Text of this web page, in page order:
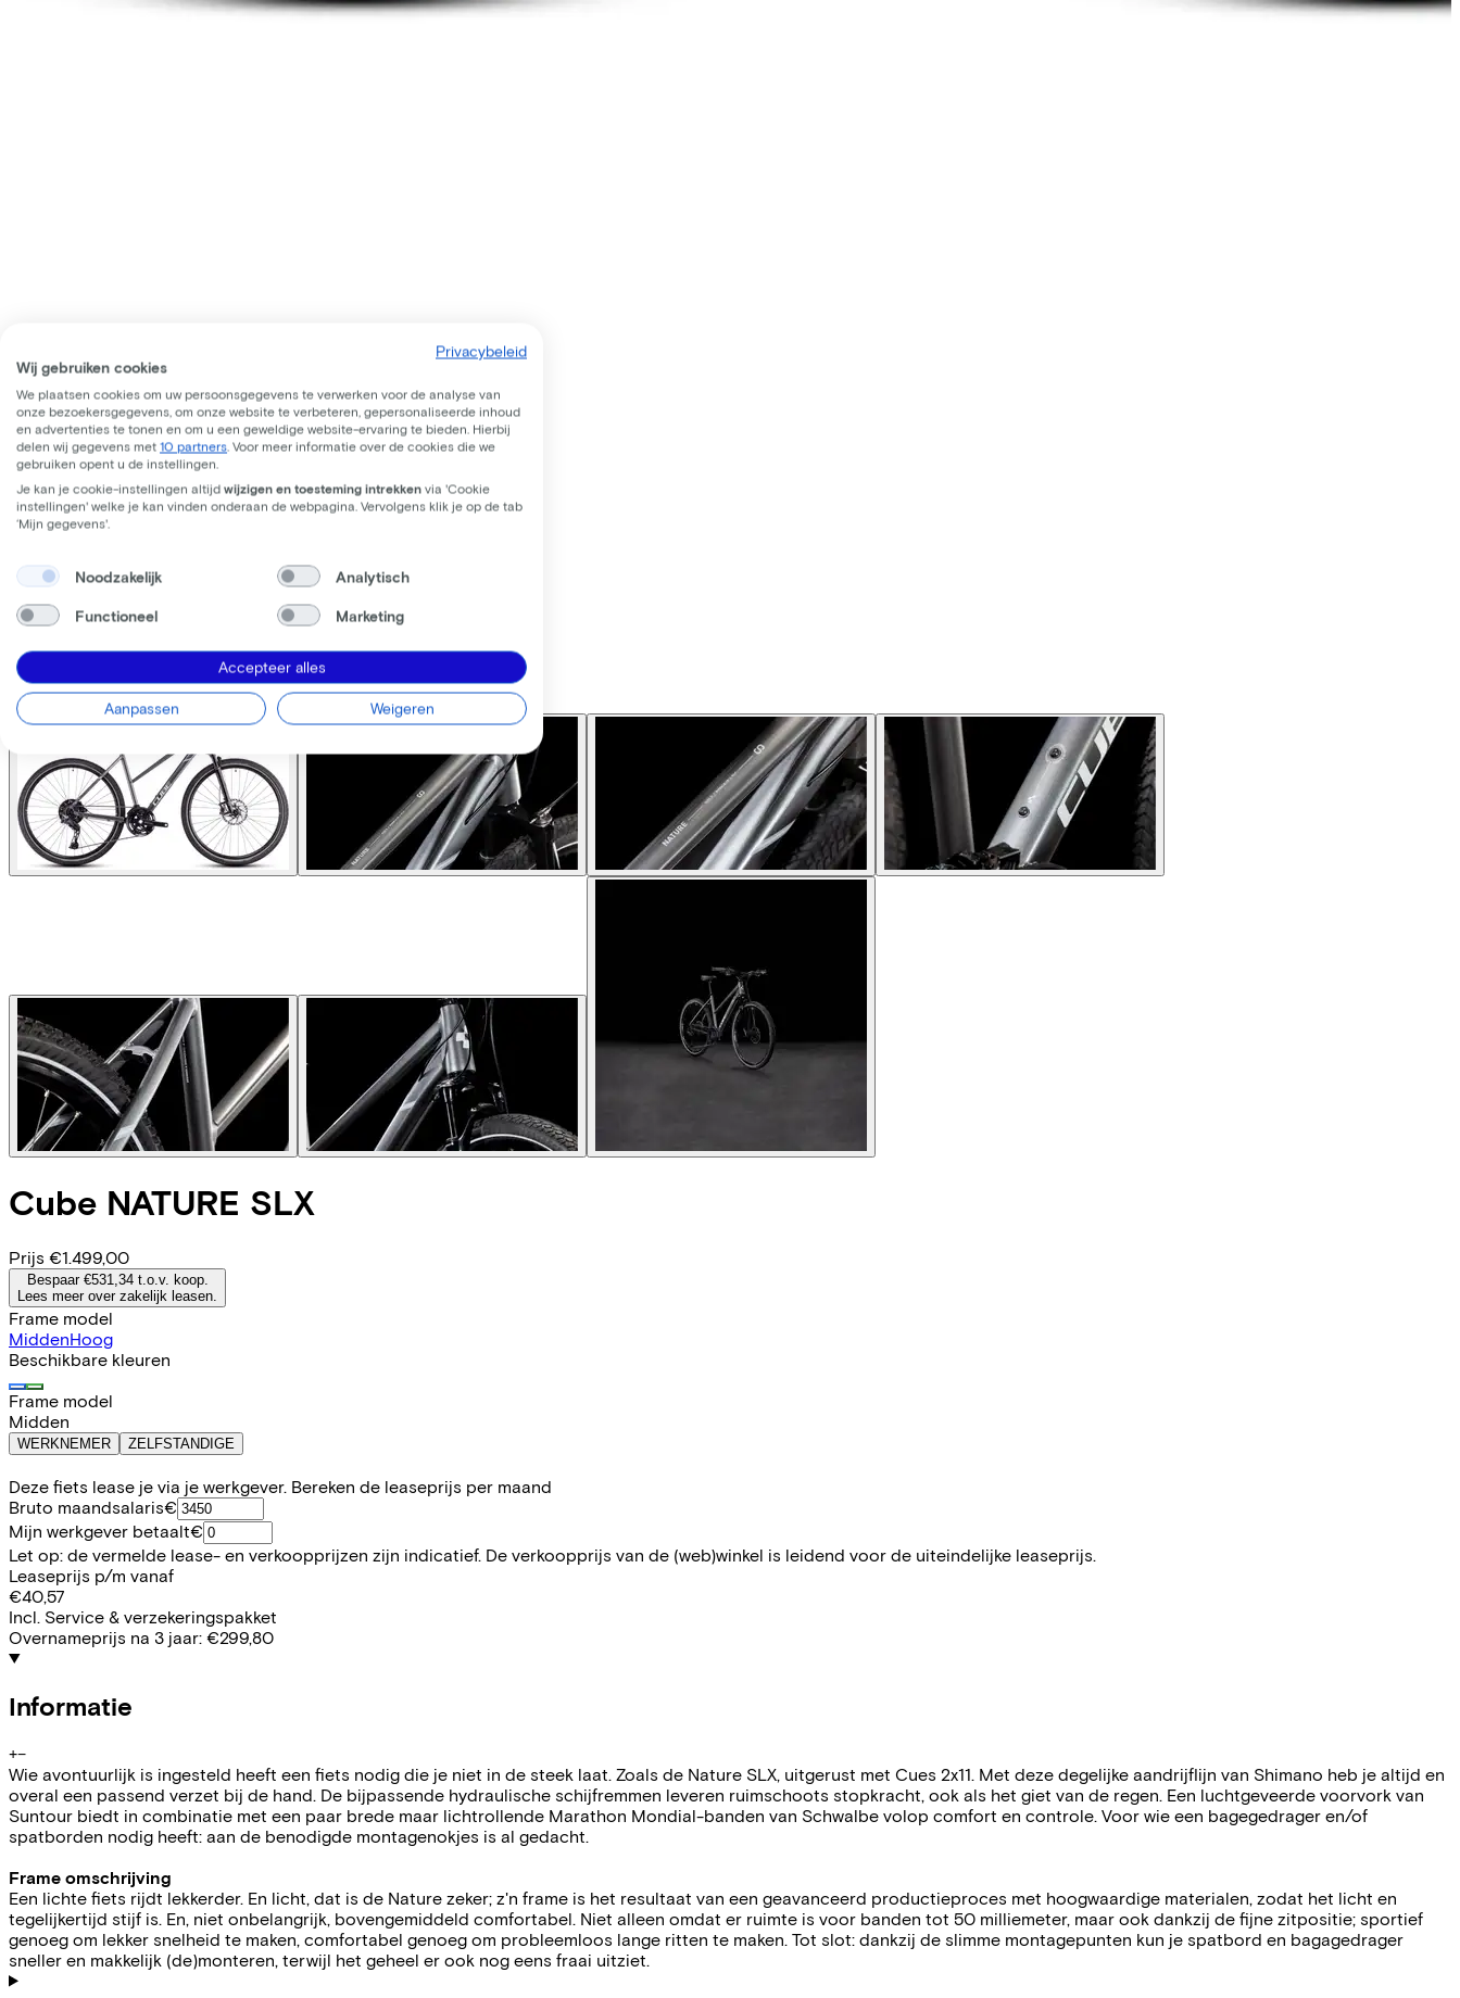
Cube NATURE SLX
Prijs €1.499,00
Bespaar €531,34 t.o.v. koop.
Lees meer over zakelijk leasen.
Frame model
MiddenHoog
Beschikbare kleuren
Frame model
Midden
WERKNEMER ZELFSTANDIGE
Deze fiets lease je via je werkgever. Bereken de leaseprijs per maand
Bruto maandsalaris€
Mijn werkgever betaalt€
Let op: de vermelde lease- en verkoopprijzen zijn indicatief. De verkoopprijs van de (web)winkel is leidend voor de uiteindelijke leaseprijs.
Leaseprijs p/m vanaf
€40,57
Incl. Service & verzekeringspakket
Overnameprijs na 3 jaar: €299,80
Informatie
+−
Wie avontuurlijk is ingesteld heeft een fiets nodig die je niet in de steek laat. Zoals de Nature SLX, uitgerust met Cues 2x11. Met deze degelijke aandrijflijn van Shimano heb je altijd en
overal een passend verzet bij de hand. De bijpassende hydraulische schijfremmen leveren ruimschoots stopkracht, ook als het giet van de regen. Een luchtgeveerde voorvork van
Suntour biedt in combinatie met een paar brede maar lichtrollende Marathon Mondial-banden van Schwalbe volop comfort en controle. Voor wie een bagegedrager en/of
spatborden nodig heeft: aan de benodigde montagenokjes is al gedacht.
Frame omschrijving
Een lichte fiets rijdt lekkerder. En licht, dat is de Nature zeker; z'n frame is het resultaat van een geavanceerd productieproces met hoogwaardige materialen, zodat het licht en
tegelijkertijd stijf is. En, niet onbelangrijk, bovengemiddeld comfortabel. Niet alleen omdat er ruimte is voor banden tot 50 milliemeter, maar ook dankzij de fijne zitpositie; sportief
genoeg om lekker snelheid te maken, comfortabel genoeg om probleemloos lange ritten te maken. Tot slot: dankzij de slimme montagepunten kun je spatbord en bagagedrager
sneller en makkelijk (de)monteren, terwijl het geheel er ook nog eens fraai uitziet.
Privacybeleid
Wij gebruiken cookies
We plaatsen cookies om uw persoonsgegevens te verwerken voor de analyse van
onze bezoekersgegevens, om onze website te verbeteren, gepersonaliseerde inhoud
en advertenties te tonen en om u een geweldige website-ervaring te bieden. Hierbij
delen wij gegevens met 10 partners . Voor meer informatie over de cookies die we
gebruiken opent u de instellingen.
Je kan je cookie-instellingen altijd wijzigen en toesteming intrekken via 'Cookie
instellingen' welke je kan vinden onderaan de webpagina. Vervolgens klik je op de tab
‘Mijn gegevens'.
Noodzakelijk Analytisch
Functioneel Marketing
Accepteer alles
Aanpassen Weigeren